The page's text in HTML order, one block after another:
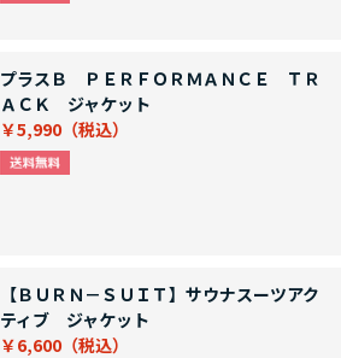
プラスＢ ＰＥＲＦＯＲＭＡＮＣＥ ＴＲ
ＡＣＫ ジャケット
￥5,990
【ＢＵＲＮ－ＳＵＩＴ】サウナスーツアク
ティブ ジャケット
￥6,600